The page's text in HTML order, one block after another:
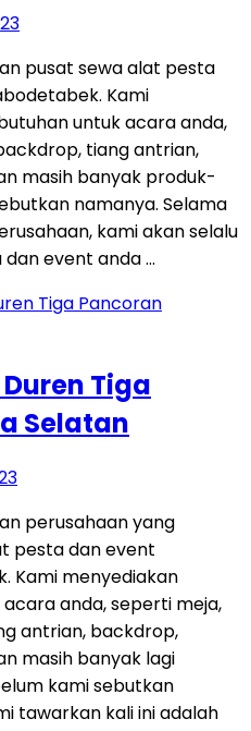
pusat sewa alat pesta
Kami
untuk acara anda,
tiang antrian,
masih banyak produk-
namanya. Selama
kami akan selalu
event anda …
Tiga
Selatan
perusahaan yang
pesta dan event
Kami menyediakan
anda, seperti meja,
antrian, backdrop,
masih banyak lagi
kami sebutkan
tawarkan kali ini adalah